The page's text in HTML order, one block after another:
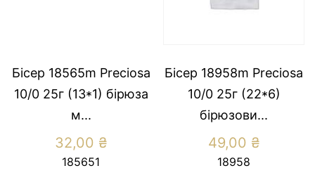
Бісер 18565m Preсiosa
10/0 25г (13*1) бiрюза
м...
32,00 ₴
185651
Бісер 18958m Preciosa
10/0 25г (22*6)
бiрюзови...
49,00 ₴
18958